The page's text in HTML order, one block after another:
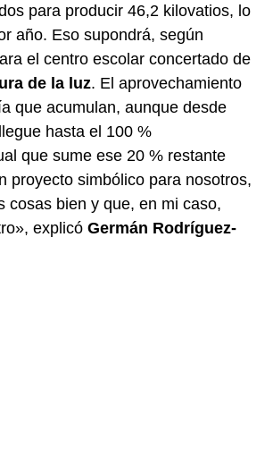
para producir 46,2 kilovatios, lo
año. Eso supondrá, según
el centro escolar concertado de
de la luz. El aprovechamiento
que acumulan, aunque desde
hasta el 100 %
que sume ese 20 % restante
proyecto simbólico para nosotros,
cosas bien y que, en mi caso,
explicó Germán Rodríguez-